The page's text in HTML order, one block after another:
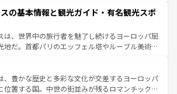
れるイタリアで、忘れられない旅をしてみよう！
着のイタリア情報は
付くこの国では、情熱的なフラメンコ、熱気あふ
、そして美味しいタパスが生活の一部となってい
マドリードの洗練された雰囲気や、バルセロナの
溢れた街角から、地方では古代ローマ遺跡や中世
方によって風土や気候が異なるスペインはその個
性で訪れる人を魅了する。 なお、新着のスペイン情報は コ
一覧を参照してほしい。
の基本情報と観光ガイド・有名観光スポ
は、世界中の旅行者を魅了し続けるヨーロッパ屈
地だ。首都パリのエッフェル塔やルーブル美術館
い魅力が詰まっている。華麗な宮殿、歴史的な大
しいビーチ、そして豊かな自然が、訪れる者を心
する。また、フランスは美食の国としても知ら
、豊かな歴史と多彩な文化が交差するヨーロッパ
位置する国。中世の街並みが残るロマンチック街